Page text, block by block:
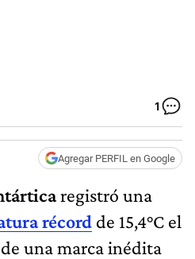
1
Agregar PERFIL en Google
registró una
récord de 15,4°C el
una marca inédita